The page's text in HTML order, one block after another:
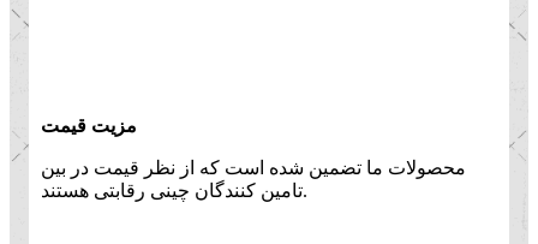
مزیت قیمت
محصولات ما تضمین شده است که از نظر قیمت در بین
تامین کنندگان چینی رقابتی هستند.